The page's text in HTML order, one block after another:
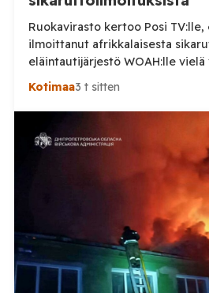
Ruokavirasto kertoo Posi TV:lle,
ilmoittanut afrikkalaisesta
eläintautijärjestö WOAH:lle
haastaa kokoomuksen
sikaruttoilmoituksista. Suomi on
ilmoittanut tuoreesta Virolahden
WOAH:n kautta että suoraan
eläinlääkintäviranomaisille.
TV:lle tarkempia tietoja Suomen
afrikkalaisen sikaruton
eläintautitietojen vaihdosta […]
Kotimaa3 t sitten